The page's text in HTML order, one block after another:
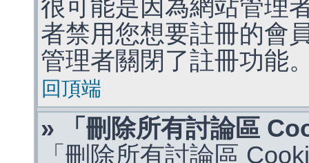
很可能是因為網站管理
者禁用您想要註冊的會
管理者關閉了註冊功能
回頂端
» 「刪除所有討論區
「刪除所有討論區